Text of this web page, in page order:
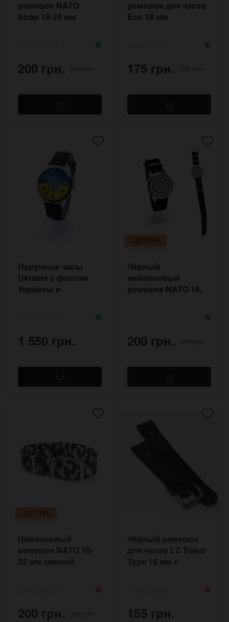
ремешок NATO
Strap 18-24 мм
200 грн. 230 грн.
ремешок для часов
Eco 18 мм
175 грн. 220 грн.
Наручные часы
Ukraine с флагом
Украины и
1 550 грн.
–20 ГРН.
Чёрный
нейлоновый
ремешок NATO 18,
200 грн. 220 грн.
–50 ГРН.
Нейлоновый
ремешок NATO 18-
22 мм зимний
200 грн.
Чёрный ремешок
для часов LC Dakar
Type 18 мм c
155 грн.